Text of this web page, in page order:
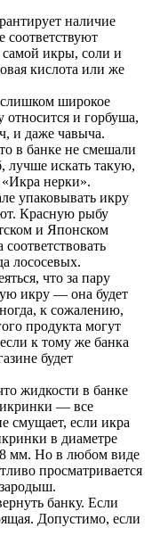
наличие
соответствуют
икры, соли и
кислота или же
широкое
относится и горбуша,
и даже чавыча.
в банке не смешали
лучше искать такую,
нерки».
упаковывать икру
Красную рыбу
и Японском
лососевых.
что за пару
икру — она будет
к сожалению,
продукта могут
к тому же банка
будет
жидкости в банке
икринки — все
смущает, если икра
в диаметре
мм. Но в любом виде
просматривается
банку. Если
Допустимо, если